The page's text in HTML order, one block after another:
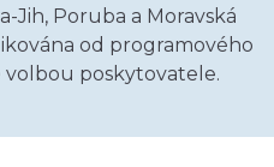
Jih, Poruba a Moravská
od programového
volbou poskytovatele.